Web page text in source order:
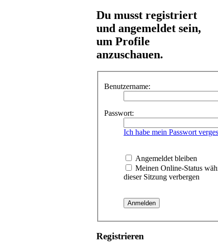
Du musst registriert
und angemeldet sein,
um Profile
anzuschauen.
Benutzername:
Passwort:
Ich habe mein Passwort
Angemeldet bleiben
Meinen Online-Status
dieser Sitzung verbergen
Registrieren